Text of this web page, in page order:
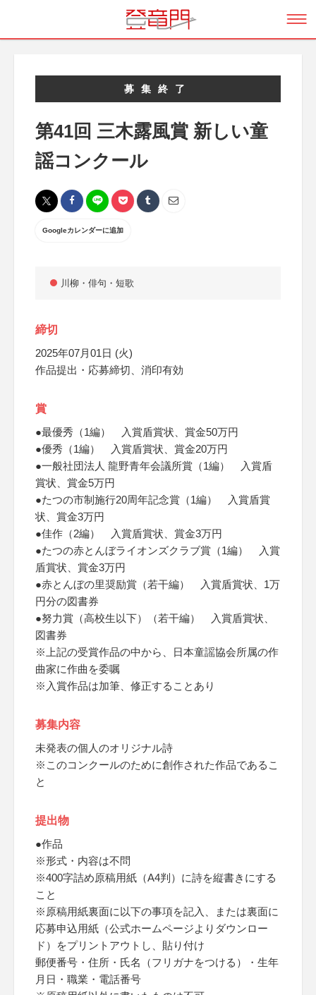
募集終了
第41回 三木露風賞 新しい童
謡コンクール
Googleカレンダーに追加
川柳・俳句・短歌
締切
2025年07月01日 (火)
作品提出・応募締切、消印有効
賞
●最優秀（1編） 入賞盾賞状、賞金50万円
●優秀（1編） 入賞盾賞状、賞金20万円
●一般社団法人 龍野青年会議所賞（1編） 入賞盾
賞状、賞金5万円
●たつの市制施行20周年記念賞（1編） 入賞盾賞
状、賞金3万円
●佳作（2編） 入賞盾賞状、賞金3万円
●たつの赤とんぼライオンズクラブ賞（1編） 入賞
盾賞状、賞金3万円
●赤とんぼの里奨励賞（若干編） 入賞盾賞状、1万
円分の図書券
●努力賞（高校生以下）（若干編） 入賞盾賞状、
図書券
※上記の受賞作品の中から、日本童謡協会所属の作
曲家に作曲を委嘱
※入賞作品は加筆、修正することあり
募集内容
未発表の個人のオリジナル詩
※このコンクールのために創作された作品であるこ
と
提出物
●作品
※形式・内容は不問
※400字詰め原稿用紙（A4判）に詩を縦書きにする
こと
※原稿用紙裏面に以下の事項を記入、または裏面に
応募申込用紙（公式ホームページよりダウンロー
ド）をプリントアウトし、貼り付け
郵便番号・住所・氏名（フリガナをつける）・生年
月日・職業・電話番号